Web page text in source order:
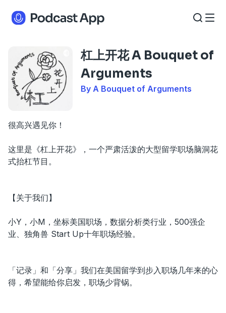
杠上开花 A Bouquet of
Arguments
By A Bouquet of Arguments
很高兴遇见你！
这里是《杠上开花》，一个严肃活泼的大型留学职场脑洞花
式抬杠节目。
【关于我们】
小Y，小M，坐标美国职场，数据分析类行业，500强企
业、独角兽 Start Up十年职场经验。
「记录」和「分享」我们在美国留学到步入职场几年来的心
得，希望能给你启发，职场少背锅。